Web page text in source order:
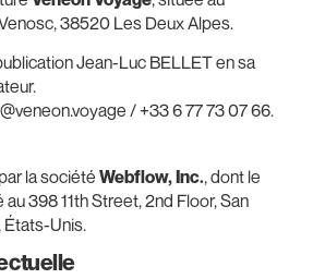
38520 Les Deux Alpes.
Jean-Luc BELLET en sa
/ +33 6 77 73 07 66.
la société Webflow, Inc., dont le
398 11th Street, 2nd Floor, San
États-Unis.